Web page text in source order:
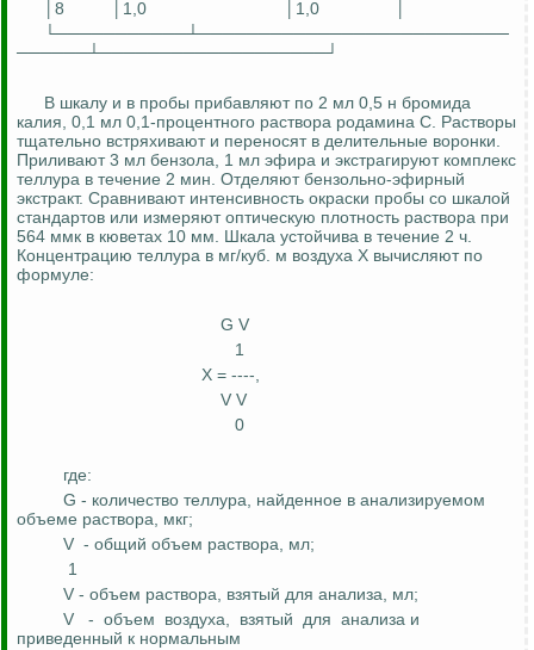
│8 │1,0 │1,0
└───────────┴──────────────────────────
──────┴───────────────────┘
В шкалу и в пробы прибавляют по 2 мл 0,5 н бромида
калия, 0,1 мл 0,1-процентного раствора родамина С. Растворы
тщательно встряхивают и переносят в делительные воронки.
Приливают 3 мл бензола, 1 мл эфира и экстрагируют комплекс
теллура в течение 2 мин. Отделяютбензольно-эфирный
экстракт. Сравнивают интенсивность окраски пробы со шкалой
стандартов или измеряют оптическую плотность раствора при
564 ммк в кюветах 10 мм. Шкала устойчива в течение 2 ч.
Концентрацию теллура в мг/куб. м воздуха X вычисляют по
формуле:
G V
1
X = ----,
V V
0
где:
G - количество теллура, найденное в анализируемом
объеме раствора, мкг;
V - общий объем раствора, мл;
1
V - объем раствора, взятый для анализа, мл;
V
- объем воздуха, взятый для анализа и
приведенный к нормальным